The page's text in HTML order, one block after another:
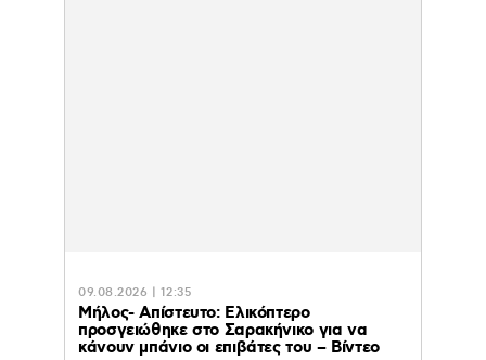
09.08.2026 | 12:35
Μήλος- Απίστευτο: Ελικόπτερο
προσγειώθηκε στο Σαρακήνικο για να
κάνουν μπάνιο οι επιβάτες του – Βίντεο